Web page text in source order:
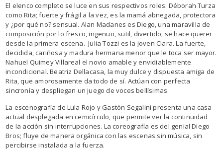
El elenco completo se luce en sus respectivos roles: Déborah Turza
como Rita; fuerte y frágil a la vez, es la mamá abnegada, protectora
y ¿por qué no? sensual. Alan Madanes es Diego, una maravilla de
composición por lo fresco, ingenuo, sutil, divertido; se hace querer
desde la primera escena. Julia Tozzi es la joven Clara. La fuerte,
decidida, cariñosa y madura hermana menor que le toca ser mayor.
Nahuel Quimey Villareal el novio amable y envidiablemente
incondicional. Beatriz Dellacasa, la muy dulce y dispuesta amiga de
Rita, que amorosamente da todo de sí. Actúan con perfecta
sincronía y despliegan un juego de voces bellísimas.
La escenografía de Lula Rojo y Gastón Segalini presenta una casa
actual desplegada en cemicírculo, que permite ver la continuidad
de la acción sin interrupciones. La coreografía es del genial Diego
Bros; fluye de manera orgánica con las escenas sin música, sin
percibirse instalada a la fuerza.